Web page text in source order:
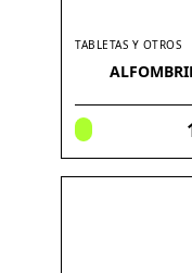
TABLETAS Y OTROS